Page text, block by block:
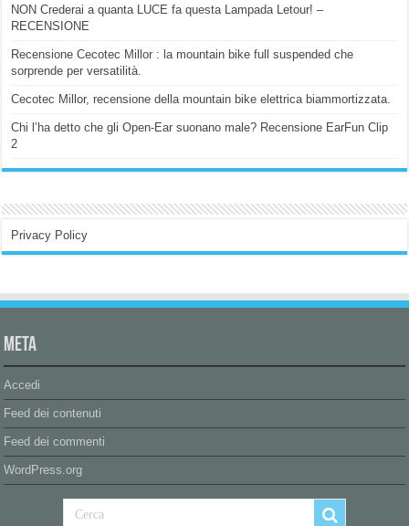
NON Crederai a quanta LUCE fa questa Lampada Letour! –
RECENSIONE
Recensione Cecotec Millor : la mountain bike full suspended che
sorprende per versatilità.
Cecotec Millor, recensione della mountain bike elettrica biammortizzata.
Chi l’ha detto che gli Open-Ear suonano male? Recensione EarFun Clip
2
Privacy Policy
Meta
Accedi
Feed dei contenuti
Feed dei commenti
WordPress.org